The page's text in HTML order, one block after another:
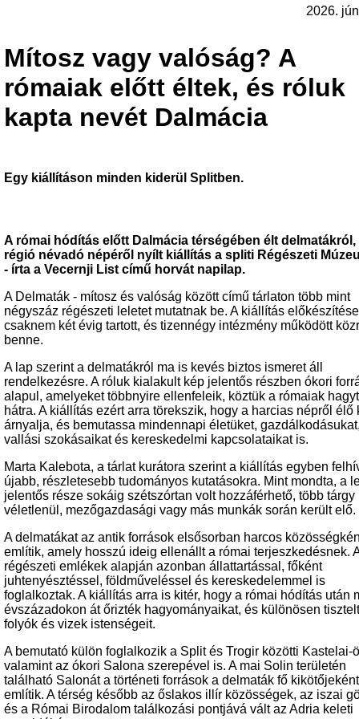
2026.
Mítosz vagy valóság? A
rómaiak előtt éltek, és róluk
kapta nevét Dalmácia
Egy kiállításon minden kiderül Splitben.
A római hódítás előtt Dalmácia térségében élt delmatákról,
régió névadó népéről nyílt kiállítás a spliti Régészeti
- írta a Vecernji List című horvát napilap.
A Delmaták - mítosz és valóság között című tárlaton több mint
négyszáz régészeti leletet mutatnak be. A kiállítás előkészítése
csaknem két évig tartott, és tizennégy intézmény működött
benne.
A lap szerint a delmatákról ma is kevés biztos ismeret áll
rendelkezésre. A róluk kialakult kép jelentős részben ókori
alapul, amelyeket többnyire ellenfeleik, köztük a rómaiak
hátra. A kiállítás ezért arra törekszik, hogy a harcias népről élő
árnyalja, és bemutassa mindennapi életüket,
vallási szokásaikat és kereskedelmi kapcsolataikat is.
Marta Kalebota, a tárlat kurátora szerint a kiállítás egyben
újabb, részletesebb tudományos kutatásokra. Mint mondta, a
jelentős része sokáig szétszórtan volt hozzáférhető, több tárgy
véletlenül, mezőgazdasági vagy más munkák során került elő.
A delmatákat az antik források elsősorban harcos
említik, amely hosszú ideig ellenállt a római terjeszkedésnek.
régészeti emlékek alapján azonban állattartással, főként
juhtenyésztéssel, földműveléssel és kereskedelemmel is
foglalkoztak. A kiállítás arra is kitér, hogy a római hódítás után
évszázadokon át őrizték hagyományaikat, és különösen
folyók és vizek istenségeit.
A bemutató külön foglalkozik a Split és Trogir közötti Kastelai-
valamint az ókori Salona szerepével is. A mai Solin területén
található Salonát a történeti források a delmaták fő kikötőjeként
említik. A térség később az őslakos illír közösségek, az iszai
és a Római Birodalom találkozási pontjává vált az Adria keleti